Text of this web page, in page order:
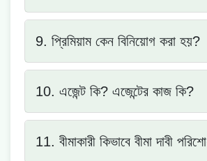
9. প্রিমিয়াম কেন বিনিয়োগ করা হয়?
10. এজেন্ট কি? এজেন্টের কাজ কি?
11. বীমাকারী কিভাবে বীমা দাবী